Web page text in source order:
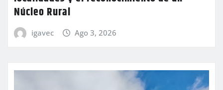
Núcleo Rural
igavec Ago 3, 2026